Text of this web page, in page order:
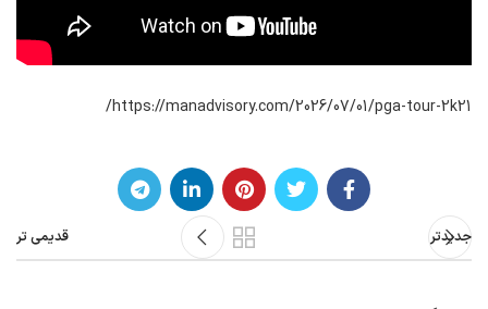
https://manadvisory.com/2026/07/01/pga-tour-2k21/
جدیدتر قدیمی تر